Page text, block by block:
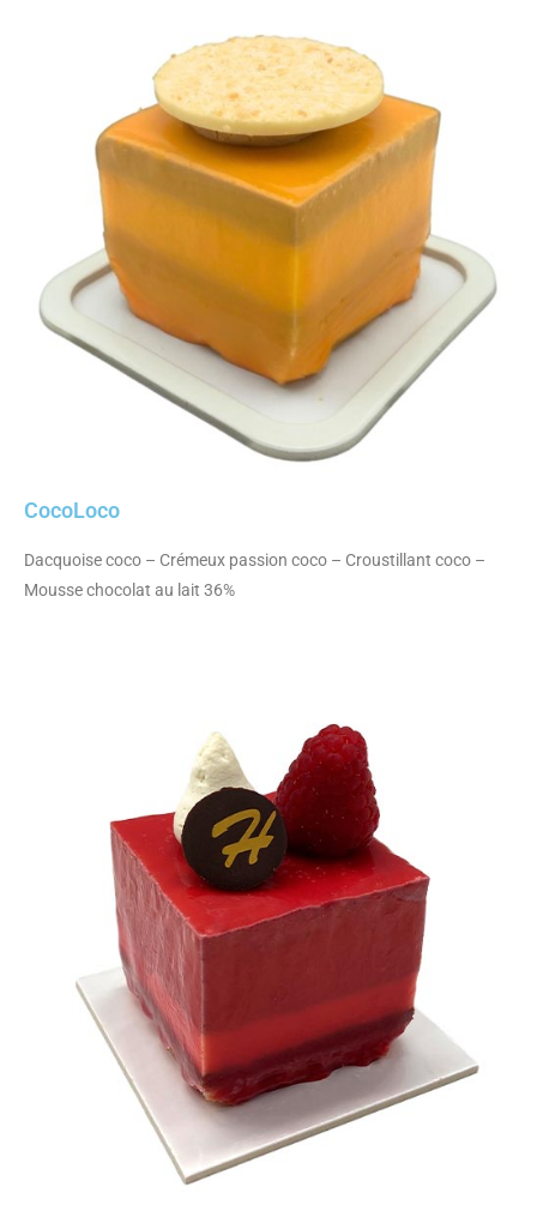
CocoLoco
Dacquoise coco – Crémeux passion coco – Croustillant coco –
Mousse chocolat au lait 36%